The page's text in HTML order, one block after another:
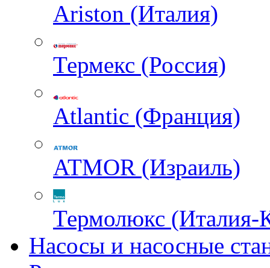
Ariston (Италия)
Термекс (Россия)
Atlantic (Франция)
ATMOR (Израиль)
Термолюкс (Италия-
Насосы и насосные